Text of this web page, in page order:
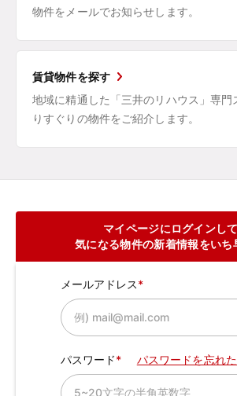
物件をメールでお知らせします。
賃貸物件を探す
地域に精通した「三井のリハウス」専門
りすぐりの物件をご紹介します。
マイページにログインして
気になる物件の新着情報をいち
メールアドレス
パスワード パスワードを忘れ